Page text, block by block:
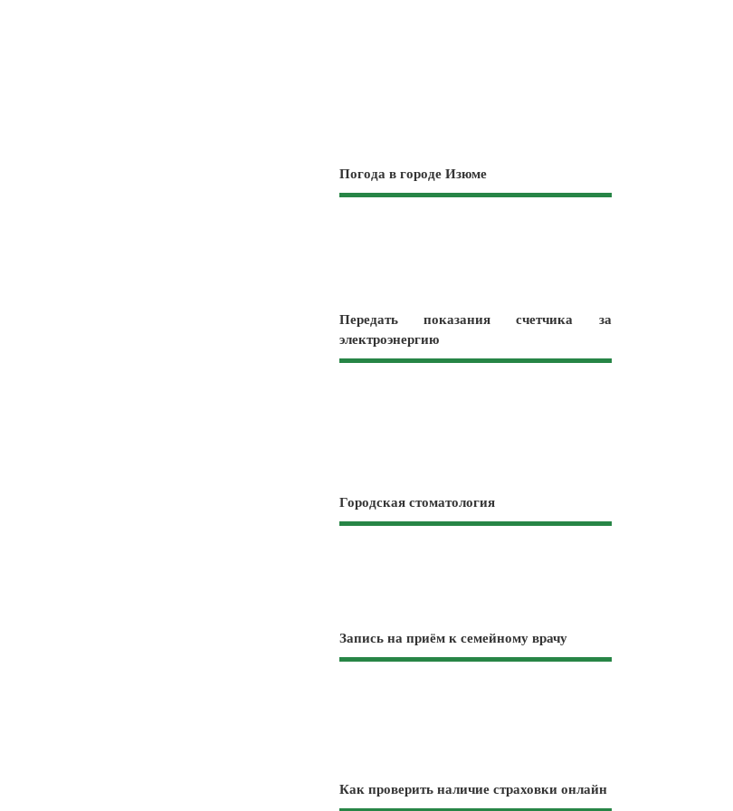
Погода в городе Изюме
Передать показания счетчика за
электроэнергию
Городская стоматология
Запись на приём к семейному врачу
Как проверить наличие страховки онлайн